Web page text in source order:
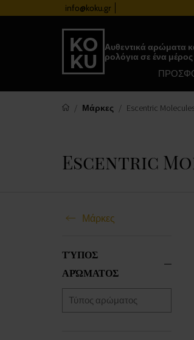
info@koku.gr
Αυθεντικά αρώματα
ρολόγια σε ένα μέρος
Μάρκες Escentric
Escentric
Μάρκες
ΤΎΠΟΣ
ΑΡΏΜΑΤΟΣ